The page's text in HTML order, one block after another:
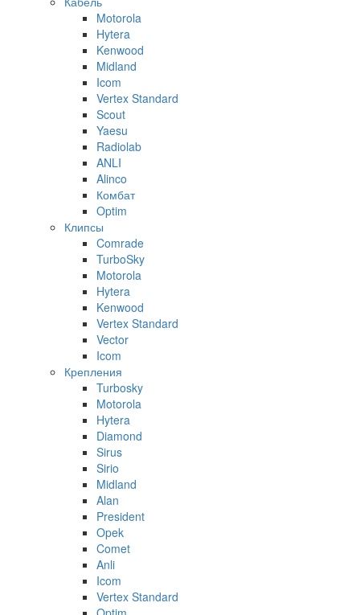
Motorola
Hytera
Kenwood
Midland
Icom
Vertex Standard
Scout
Yaesu
Radiolab
ANLI
Alinco
Комбат
Optim
Клипсы
Comrade
TurboSky
Motorola
Hytera
Kenwood
Vertex Standard
Vector
Icom
Крепления
Turbosky
Motorola
Hytera
Diamond
Sirus
Sirio
Midland
Alan
President
Opek
Comet
Anli
Icom
Vertex Standard